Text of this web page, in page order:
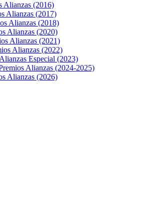
Alianzas (2016)
Alianzas (2017)
Alianzas (2018)
Alianzas (2020)
Alianzas (2021)
Alianzas (2022)
Especial (2023)
Alianzas (2024-2025)
Alianzas (2026)